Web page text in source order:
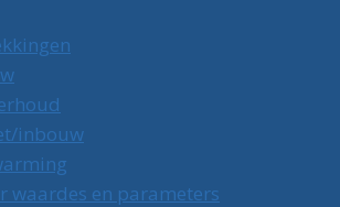
inbouw
waardes en parameters